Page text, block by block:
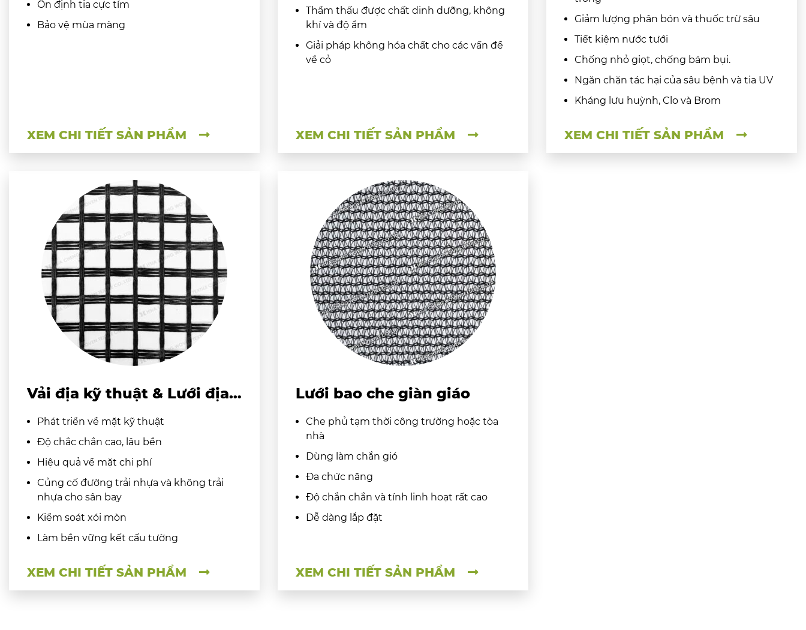
Ổn định tia cực tím
Bảo vệ mùa màng
XEM CHI TIẾT SẢN PHẨM
Thẩm thấu được chất dinh dưỡng, không
khí và độ ẩm
Giải pháp không hóa chất cho các vấn đề
về cỏ
XEM CHI TIẾT SẢN PHẨM
Giảm lượng phân bón và thuốc trừ sâu
Tiết kiệm nước tưới
Chống nhỏ giọt, chống bám bụi.
Ngăn chặn tác hại của sâu bệnh và tia UV
Kháng lưu huỳnh, Clo và Brom
XEM CHI TIẾT SẢN PHẨM
Vải địa kỹ thuật & Lưới địa
Phát triển về mặt kỹ thuật
Độ chắc chắn cao, lâu bền
Hiệu quả về mặt chi phí
Củng cố đường trải nhựa và không trải
nhựa cho sân bay
Kiểm soát xói mòn
Làm bền vững kết cấu tường
XEM CHI TIẾT SẢN PHẨM
Lưới bao che giàn giáo
Che phủ tạm thời công trường hoặc tòa
nhà
Dùng làm chắn gió
Đa chức năng
Độ chắn chắn và tính linh hoạt rất cao
Dễ dàng lắp đặt
XEM CHI TIẾT SẢN PHẨM